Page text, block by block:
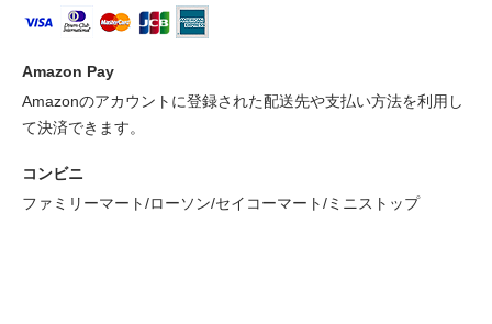
Amazon Pay
Amazonのアカウントに登録された配送先や支払い方法を利用し
て決済できます。
コンビニ
ファミリーマート/ローソン/セイコーマート/ミニストップ